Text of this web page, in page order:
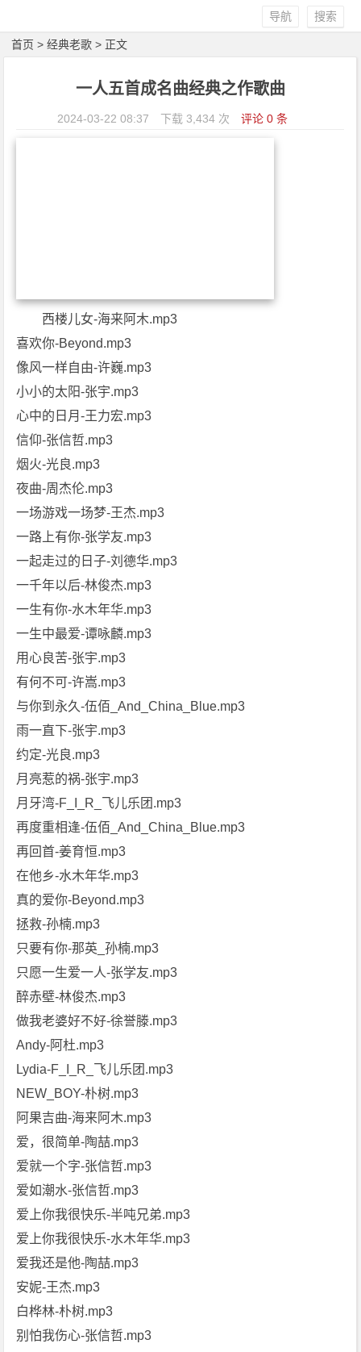
搜索
导航
首页 >经典老歌 > 正文
一人五首成名曲经典之作歌曲
2024-03-22 08:37 下载 3,434 次 评论 0 条
西楼儿女-海来阿木.mp3
喜欢你-Beyond.mp3
像风一样自由-许巍.mp3
小小的太阳-张宇.mp3
心中的日月-王力宏.mp3
信仰-张信哲.mp3
烟火-光良.mp3
夜曲-周杰伦.mp3
一场游戏一场梦-王杰.mp3
一路上有你-张学友.mp3
一起走过的日子-刘德华.mp3
一千年以后-林俊杰.mp3
一生有你-水木年华.mp3
一生中最爱-谭咏麟.mp3
用心良苦-张宇.mp3
有何不可-许嵩.mp3
与你到永久-伍佰_And_China_Blue.mp3
雨一直下-张宇.mp3
约定-光良.mp3
月亮惹的祸-张宇.mp3
月牙湾-F_I_R_飞儿乐团.mp3
再度重相逢-伍佰_And_China_Blue.mp3
再回首-姜育恒.mp3
在他乡-水木年华.mp3
真的爱你-Beyond.mp3
拯救-孙楠.mp3
只要有你-那英_孙楠.mp3
只愿一生爱一人-张学友.mp3
醉赤壁-林俊杰.mp3
做我老婆好不好-徐誉滕.mp3
Andy-阿杜.mp3
Lydia-F_I_R_飞儿乐团.mp3
NEW_BOY-朴树.mp3
阿果吉曲-海来阿木.mp3
爱，很简单-陶喆.mp3
爱就一个字-张信哲.mp3
爱如潮水-张信哲.mp3
爱上你我很快乐-半吨兄弟.mp3
爱上你我很快乐-水木年华.mp3
爱我还是他-陶喆.mp3
安妮-王杰.mp3
白桦林-朴树.mp3
别怕我伤心-张信哲.mp3